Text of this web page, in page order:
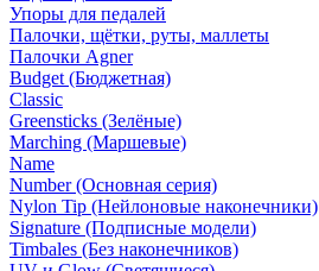
Упоры для педалей
Палочки, щётки, руты, маллеты
Палочки Agner
Budget (Бюджетная)
Classic
Greensticks (Зелёные)
Marching (Маршевые)
Name
Number (Основная серия)
Nylon Tip (Нейлоновые наконечники)
Signature (Подписные модели)
Timbales (Без наконечников)